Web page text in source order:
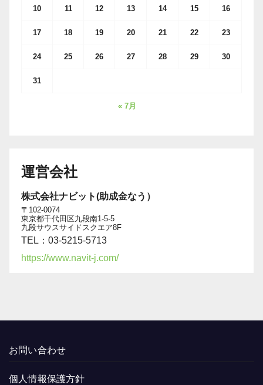
10 11 12 13 14 15 16
17 18 19 20 21 22 23
24 25 26 27 28 29 30
31
« 7月
運営会社
株式会社ナビット(助成金なう）
〒102-0074
東京都千代田区九段南1-5-5
九段サウスサイドスクエア8F
TEL：03-5215-5713
https://www.navit-j.com/
お問い合わせ
個人情報保護方針